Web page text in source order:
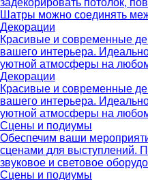
Шатры можно соединять
Декорации
Красивые и современные
вашего интерьера.
уютной атмосферы на
Декорации
Красивые и современные
вашего интерьера.
уютной атмосферы на
Сцены и подиумы
Обеспечим ваши
сценами для выступлений.
звуковое и световое
Сцены и подиумы